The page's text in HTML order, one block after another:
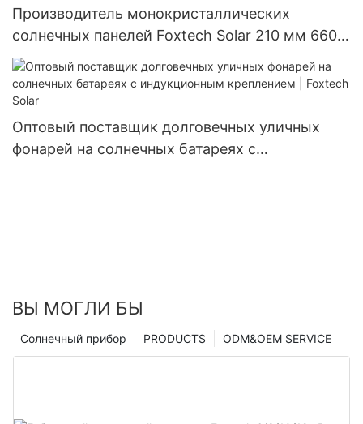
Производитель монокристаллических
солнечных панелей Foxtech Solar 210 мм 660
Вт 670 Вт, разделенных на части, 132 ячейки.
Оптовый поставщик долговечных уличных
фонарей на солнечных батареях с
ВЫ МОГЛИ БЫ
ODM&OEM SERVICE
PRODUCTS
Солнечный прибор